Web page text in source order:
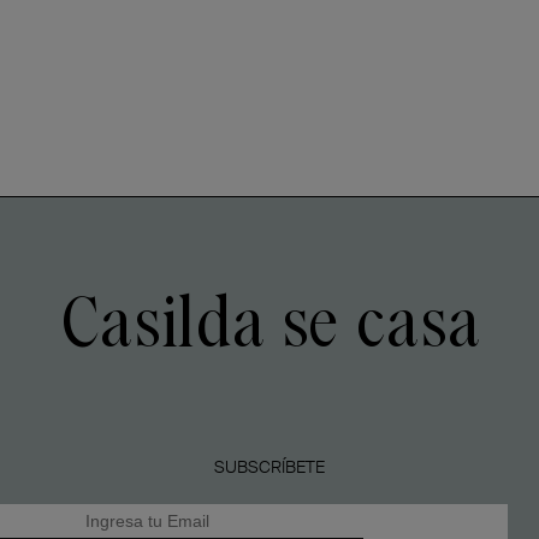
Casilda se casa
SUBSCRÍBETE